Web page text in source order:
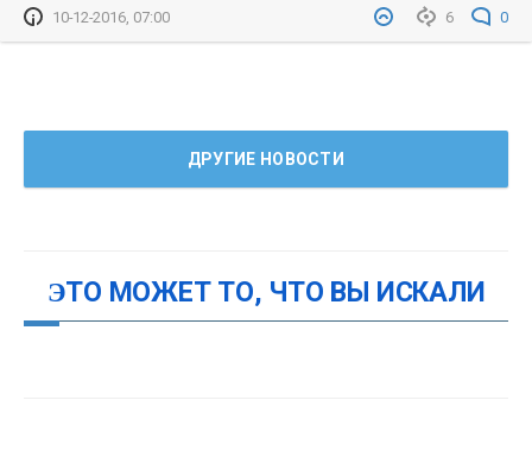
6 0
10-12-2016, 07:00
ДРУГИЕ НОВОСТИ
ЭТО МОЖЕТ ТО, ЧТО ВЫ ИСКАЛИ